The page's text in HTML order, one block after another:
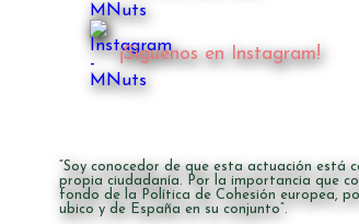
¡Síguenos en Instagram!
“Soy conocedor de que esta actuación está
propia ciudadanía. Por la importancia que
fondo de la Política de Cohesión europea,
ubico y de España en su conjunto”.